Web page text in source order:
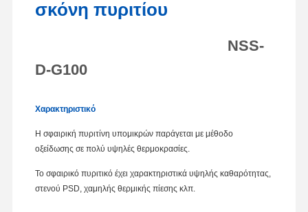
σκόνη πυριτίου
NSS-
D-G100
Χαρακτηριστικό
Η σφαιρική πυριτίνη υπομικρών παράγεται με μέθοδο
οξείδωσης σε πολύ υψηλές θερμοκρασίες.
Το σφαιρικό πυριτικό έχει χαρακτηριστικά υψηλής καθαρότητας,
στενού PSD, χαμηλής θερμικής πίεσης κλπ.